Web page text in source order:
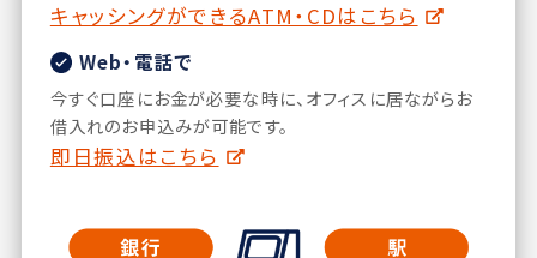
キャッシングができるATM・CDはこちら
Web・電話で
今すぐ口座にお金が必要な時に、オフィスに居ながらお
借入れのお申込みが可能です。
即日振込はこちら